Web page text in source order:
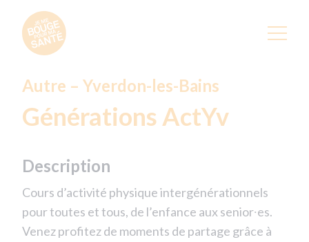
Autre – Yverdon-les-Bains
Générations ActYv
Description
Cours d’activité physique intergénérationnels
pour toutes et tous, de l’enfance aux senior∙es.
Venez profitez de moments de partage grâce à